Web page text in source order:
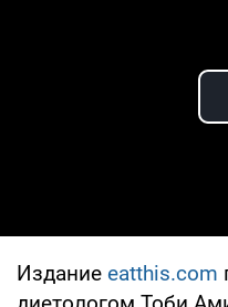
Издание eatthis.com